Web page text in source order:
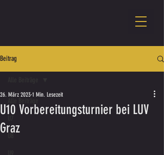
Beitrag
U8
U10 Vorbereitungsturnier bei LUV
Graz
26. März 2023 1 Min. Lesezeit